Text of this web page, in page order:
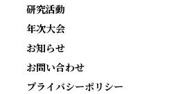
研究活動
年次大会
お知らせ
お問い合わせ
プライバシーポリシー